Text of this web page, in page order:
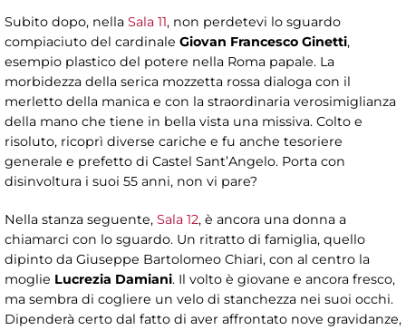
Subito dopo, nella Sala 11, non perdetevi lo sguardo
compiaciuto del cardinale Giovan Francesco Ginetti,
esempio plastico del potere nella Roma papale. La
morbidezza della serica mozzetta rossa dialoga con il
merletto della manica e con la straordinaria verosimiglianza
della mano che tiene in bella vista una missiva. Colto e
risoluto, ricoprì diverse cariche e fu anche tesoriere
generale e prefetto di Castel Sant’Angelo. Porta con
disinvoltura i suoi 55 anni, non vi pare?
Nella stanza seguente, Sala 12, è ancora una donna a
chiamarci con lo sguardo. Un ritratto di famiglia, quello
dipinto da Giuseppe Bartolomeo Chiari, con al centro la
moglie Lucrezia Damiani. Il volto è giovane e ancora fresco,
ma sembra di cogliere un velo di stanchezza nei suoi occhi.
Dipenderà certo dal fatto di aver affrontato nove gravidanze,